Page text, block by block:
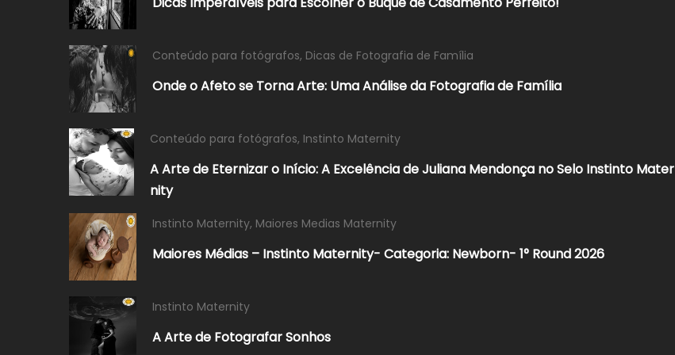
Conteúdo para fotógrafos, Dicas de Fotografia de Família
Onde o Afeto se Torna Arte: Uma Análise da Fotografia de Família
Conteúdo para fotógrafos, Instinto Maternity
A Arte de Eternizar o Início: A Excelência de Juliana Mendonça no Selo Instinto Mater
nity
Instinto Maternity, Maiores Medias Maternity
Maiores Médias – Instinto Maternity- Categoria: Newborn- 1° Round 2026
Instinto Maternity
A Arte de Fotografar Sonhos